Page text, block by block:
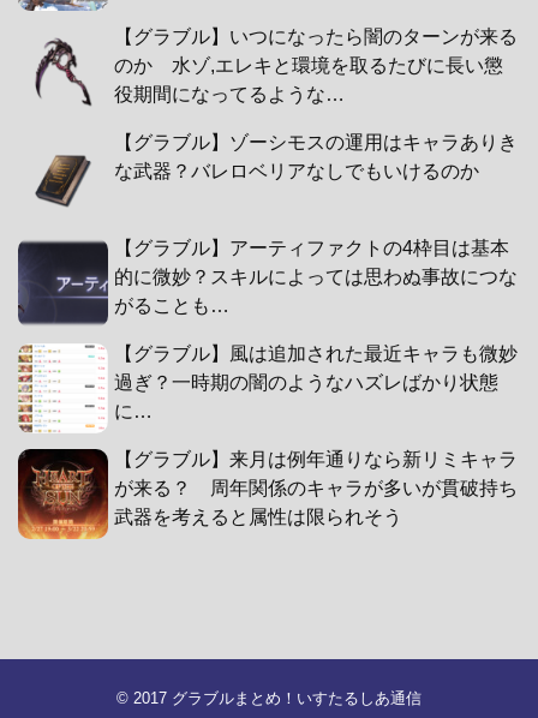
【グラブル】いつになったら闇のターンが来る
のか 水ゾ,エレキと環境を取るたびに長い懲
役期間になってるような…
【グラブル】ゾーシモスの運用はキャラありき
な武器？バレロベリアなしでもいけるのか
【グラブル】アーティファクトの4枠目は基本
的に微妙？スキルによっては思わぬ事故につな
がることも…
【グラブル】風は追加された最近キャラも微妙
過ぎ？一時期の闇のようなハズレばかり状態
に…
【グラブル】来月は例年通りなら新リミキャラ
が来る？ 周年関係のキャラが多いが貫破持ち
武器を考えると属性は限られそう
© 2017 グラブルまとめ！いすたるしあ通信